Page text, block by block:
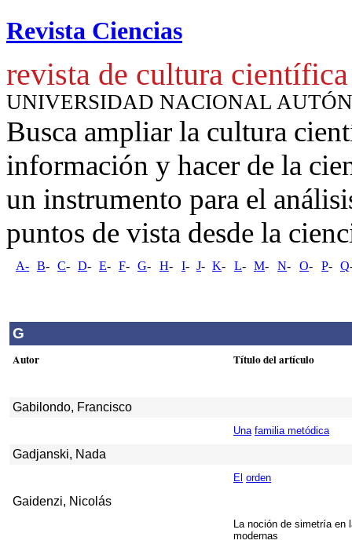
Revista Ciencias
revista de cultura científica
UNIVERSIDAD NACIONAL
Busca ampliar la cultura
información y hacer de la
un instrumento para el
puntos de vista desde la
A- B- C- D- E- F- G- H- I- J- K- L- M- N- O- P- Q
G
Autor Título del artículo
Gabilondo, Francisco
Una familia metódica
Gadjanski, Nada
El orden
Gaidenzi, Nicolás
La noción de simetría
modernas